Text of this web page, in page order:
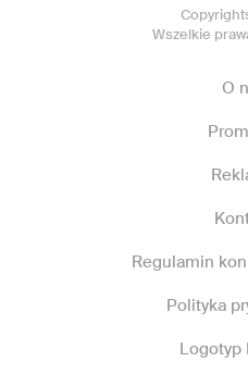
Wszelkie
O
Regulamin
Polityka
Logotyp